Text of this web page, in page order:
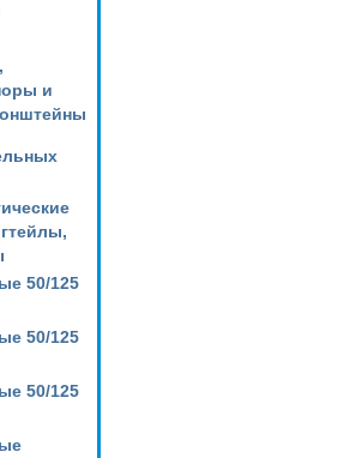
и
50/125
50/125
50/125